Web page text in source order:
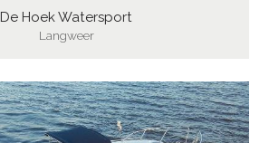
De Hoek Watersport
Langweer